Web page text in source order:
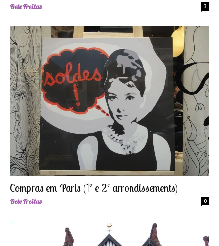
Bete Freitas 3
Compras em Paris (1º e 2º arrondissements)
Bete Freitas 0